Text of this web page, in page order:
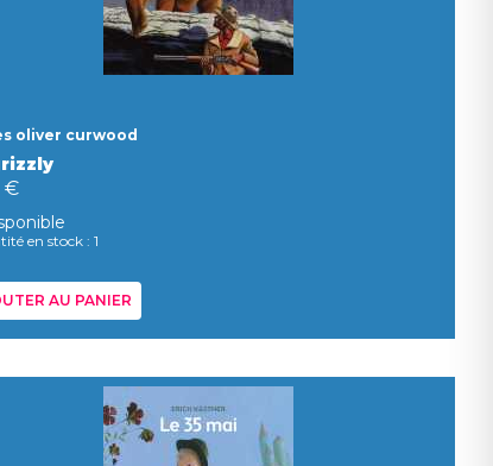
oliver curwood
€
en stock : 1
AU PANIER